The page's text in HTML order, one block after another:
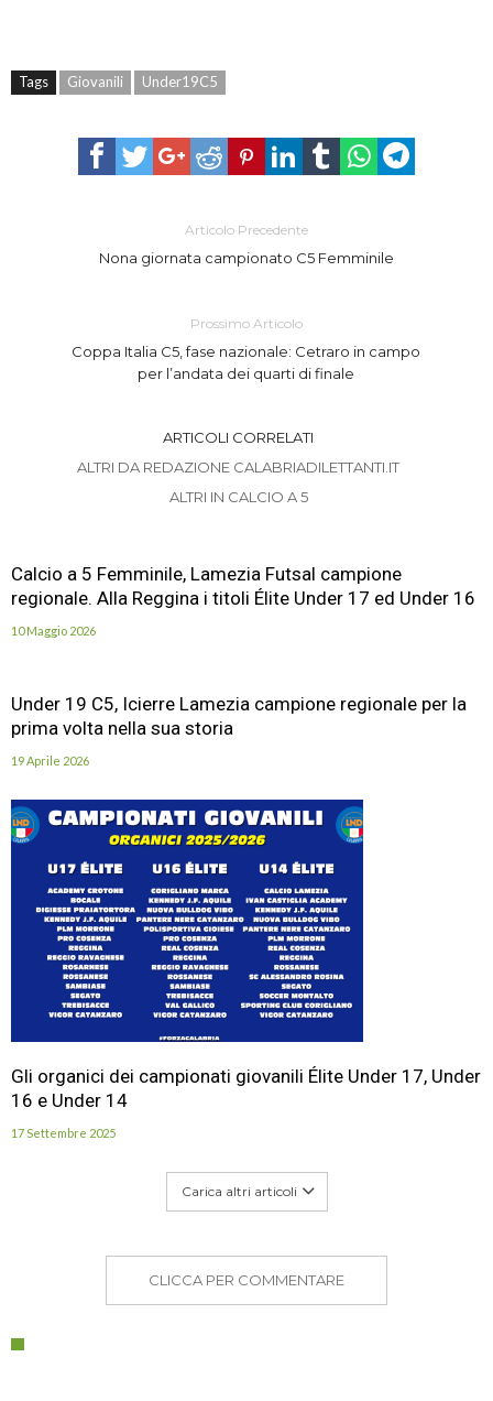
Tags Giovanili Under19C5
Articolo Precedente
Nona giornata campionato C5 Femminile
Prossimo Articolo
Coppa Italia C5, fase nazionale: Cetraro in campo
per l’andata dei quarti di finale
ARTICOLI CORRELATI
ALTRI DA REDAZIONE CALABRIADILETTANTI.IT
ALTRI IN CALCIO A 5
Calcio a 5 Femminile, Lamezia Futsal campione
regionale. Alla Reggina i titoli Élite Under 17 ed Under 16
10 Maggio 2026
Under 19 C5, Icierre Lamezia campione regionale per la
prima volta nella sua storia
19 Aprile 2026
Gli organici dei campionati giovanili Élite Under 17, Under
16 e Under 14
17 Settembre 2025
Carica altri articoli
CLICCA PER COMMENTARE